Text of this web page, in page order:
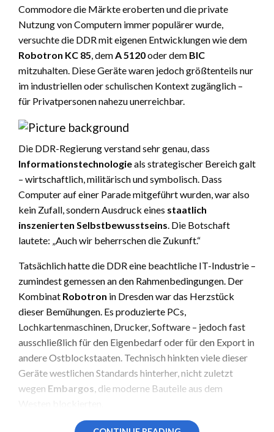
Commodore die Märkte eroberten und die private
Nutzung von Computern immer populärer wurde,
versuchte die DDR mit eigenen Entwicklungen wie dem
Robotron KC 85 , dem A 5120oder dem BIC
mitzuhalten. Diese Geräte waren jedoch größtenteils nur
im industriellen oder schulischen Kontext zugänglich –
für Privatpersonen nahezu unerreichbar.
Die DDR-Regierung verstand sehr genau, dass
Informationstechnologieals strategischer Bereich galt
– wirtschaftlich, militärisch und symbolisch. Dass
Computer auf einer Parade mitgeführt wurden, war also
kein Zufall, sondern Ausdruck eines staatlich
inszenierten Selbstbewusstseins. Die Botschaft
lautete: „Auch wir beherrschen die Zukunft.“
Tatsächlich hatte die DDR eine beachtliche IT-Industrie –
zumindest gemessen an den Rahmenbedingungen. Der
Kombinat Robotron in Dresden war das Herzstück
dieser Bemühungen. Es produzierte PCs,
Lochkartenmaschinen, Drucker, Software – jedoch fast
ausschließlich für den Eigenbedarf oder für den Export in
andere Ostblockstaaten. Technisch hinkten viele dieser
Geräte westlichen Standards hinterher, nicht zuletzt
wegen Embargos, die moderne Bauteile aus dem
Alltag und Realität